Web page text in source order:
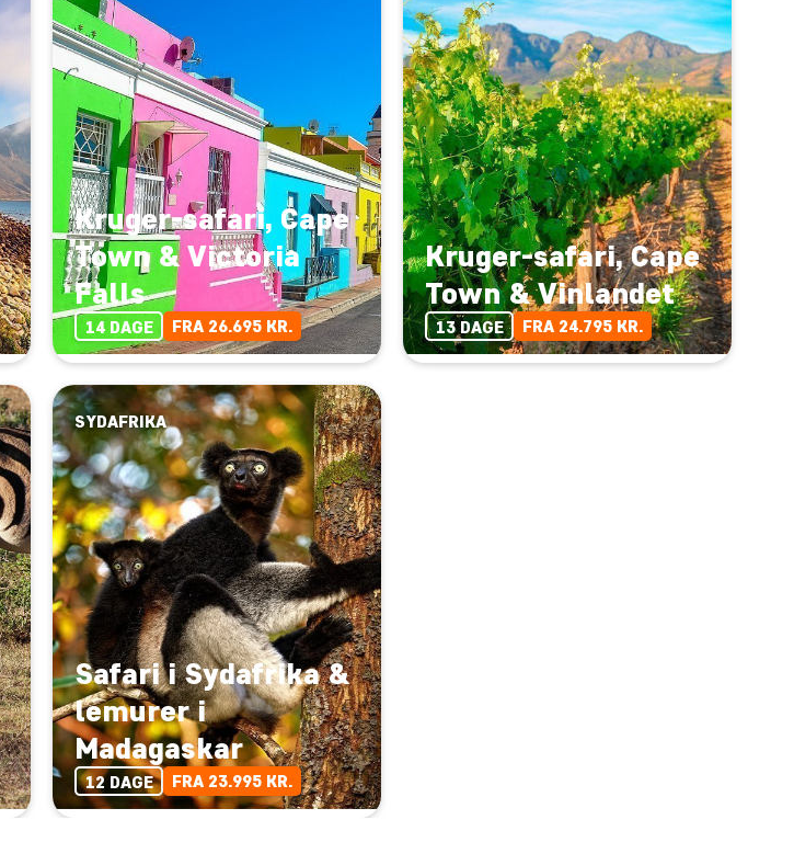
Kruger-safari, Cape
Town & Victoria
Falls
14 DAGE FRA 26.695 KR.
Kruger-safari, Cape
Town & Vinlandet
13 DAGE FRA 24.795 KR.
SYDAFRIKA
Safari i Sydafrika &
lemurer i
Madagaskar
12 DAGE FRA 23.995 KR.